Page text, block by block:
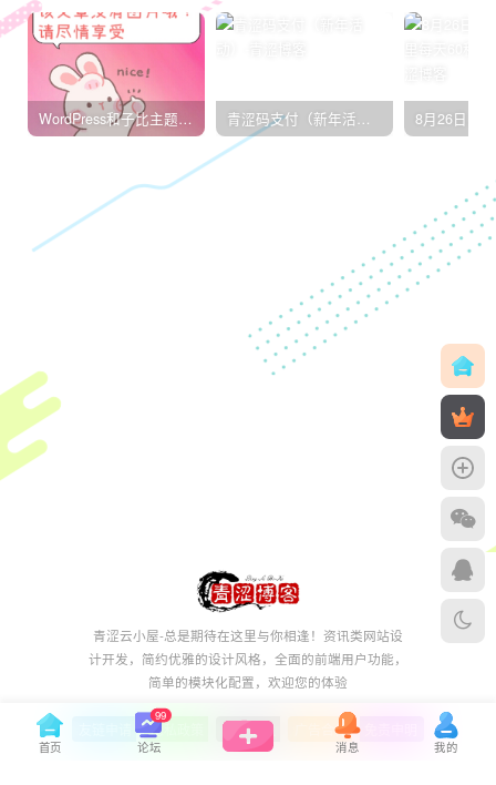
WordPress和子比主题模板&网站美化方法教程-已更新到:23-01-8 青涩码支付（新年活动）
青涩云小屋-总是期待在这里与你相逢！资讯类网站设
计开发，简约优雅的设计风格，全面的前端用户功能，
简单的模块化配置，欢迎您的体验
- 隐私政策 用户协议 广告合作 -
首页 论坛
99
消息 我的